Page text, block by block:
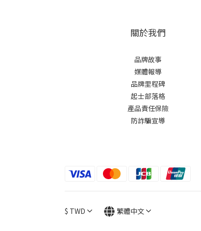
關於我們
品牌故事
媒體報導
品牌里程碑
起士部落格
產品責任保險
防詐騙宣導
$ TWD 繁體中文